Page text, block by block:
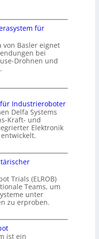
für
von Basler eignet
bei
Drohnen und
Industrieroboter
Delfa Systems
Kraft- und
Elektronik
Trials (ELROB)
Teams, um
unter
zu erproben.
ist ein